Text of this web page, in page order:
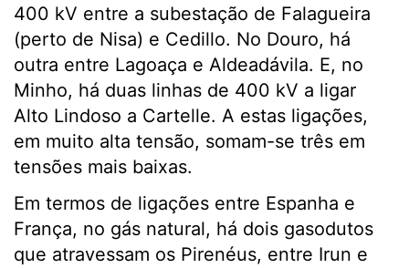
400 kV entre a subestação de Falagueira
(perto de Nisa) e Cedillo. No Douro, há
outra entre Lagoaça e Aldeadávila. E, no
Minho, há duas linhas de 400 kV a ligar
Alto Lindoso a Cartelle. A estas ligações,
em muito alta tensão, somam-se três em
tensões mais baixas.
Em termos de ligações entre Espanha e
França, no gás natural, há dois gasodutos
que atravessam os Pirenéus, entre Irun e